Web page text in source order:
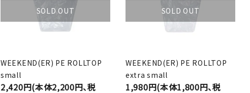
SOLD OUT
WEEKEND(ER) PE ROLLTOP
small
2,420円(本体2,200円、税
SOLD OUT
WEEKEND(ER) PE ROLLTOP
extra small
1,980円(本体1,800円、税